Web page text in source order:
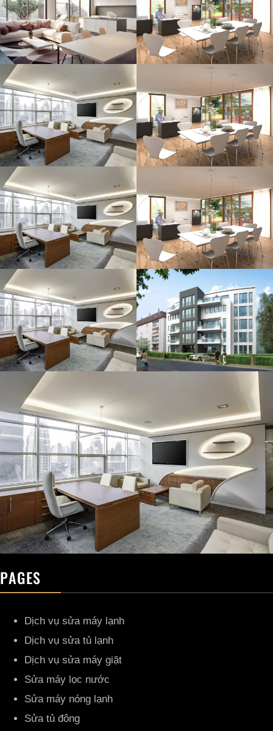
PAGES
Dịch vụ sửa máy lạnh
Dịch vụ sửa tủ lạnh
Dịch vụ sửa máy giặt
Sửa máy lọc nước
Sửa máy nóng lạnh
Sửa tủ đông